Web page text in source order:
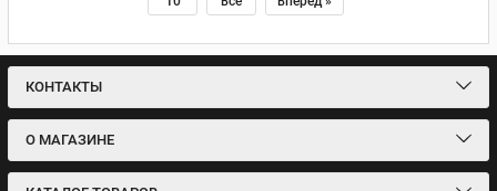
КОНТАКТЫ
О МАГАЗИНЕ